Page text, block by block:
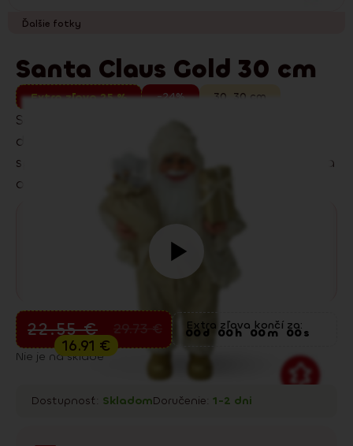
Ďalšie fotky
Santa Claus Gold 30 cm
Extra zľava 25 % -24% 30 30 cm
Santa Claus Gold 30 cm v zlatej dodá vášmu
domovu hravú vianočnú náladu. Detailné
spracovanie a príjemné materiály z neho robia
obľúbenú dekoráciu.
16.91 €
22.55€ Extra zľava končí za:
00d 00h 00m 00s
Nie je na sklade
Dostupnosť: SkladomDoručenie: 1-2 dni